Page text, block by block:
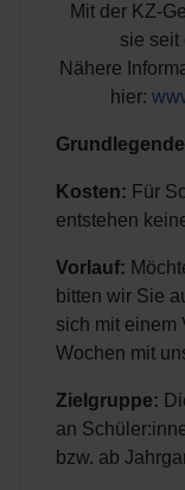
Mit der KZ-
sie seit
Nähere
hier:
Kosten: Für
entstehen
Vorlauf:
bitten wir Sie
sich mit einem
Wochen mit
Zielgruppe:
an
bzw. ab